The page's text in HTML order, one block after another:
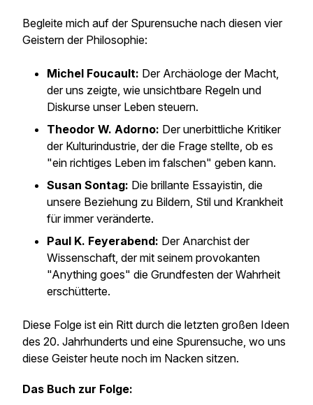
Begleite mich auf der Spurensuche nach diesen vier
Geistern der Philosophie:
Michel Foucault: Der Archäologe der Macht,
der uns zeigte, wie unsichtbare Regeln und
Diskurse unser Leben steuern.
Theodor W. Adorno: Der unerbittliche Kritiker
der Kulturindustrie, der die Frage stellte, ob es
"ein richtiges Leben im falschen" geben kann.
Susan Sontag: Die brillante Essayistin, die
unsere Beziehung zu Bildern, Stil und Krankheit
für immer veränderte.
Paul K. Feyerabend: Der Anarchist der
Wissenschaft, der mit seinem provokanten
"Anything goes" die Grundfesten der Wahrheit
erschütterte.
Diese Folge ist ein Ritt durch die letzten großen Ideen
des 20. Jahrhunderts und eine Spurensuche, wo uns
diese Geister heute noch im Nacken sitzen.
Das Buch zur Folge: